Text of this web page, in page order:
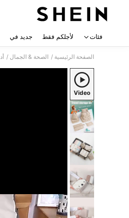
فئات لأجلكم فقط جديد في
الصفحة الرئيسية / الصحة & الجمال /
Video